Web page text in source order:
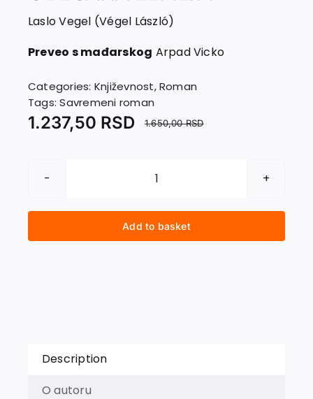
EU PROJECTS
Contact
Laslo Vegel (Végel László)
Preveo s mađarskog Arpad Vicko
Categories: Književnost,Roman
Tags:Savremeni roman
1.650,00RSD
1.237,50 RSD
NEOPLANTA
OBEĆANA
ZEMLJA
Add to basket
Description
O autoru